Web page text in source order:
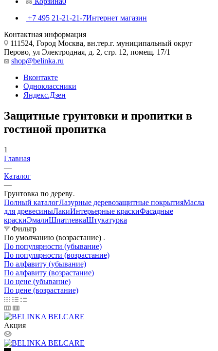
+7 495 21-21-21-7Интернет магазин
Контактная информация
111524, Город Москва, вн.тер.г. муниципальный округ
Перово, ул Электродная, д. 2, стр. 12, помещ. 17/1
shop@belinka.ru
Вконтакте
Одноклассники
Яндекс.Дзен
Защитные грунтовки и пропитки в
гостиной пропитка
1
Главная
—
Каталог
—
Грунтовка по дереву
Полный каталогЛазурные деревозащитные покрытияМасла
для древесиныЛакиИнтерьерные краскиФасадные
краскиЭмалиШпатлевкаШтукатурка
Фильтр
По умолчанию (возрастание)
По популярности (убывание)
По популярности (возрастание)
По алфавиту (убывание)
По алфавиту (возрастание)
По цене (убывание)
По цене (возрастание)
Акция